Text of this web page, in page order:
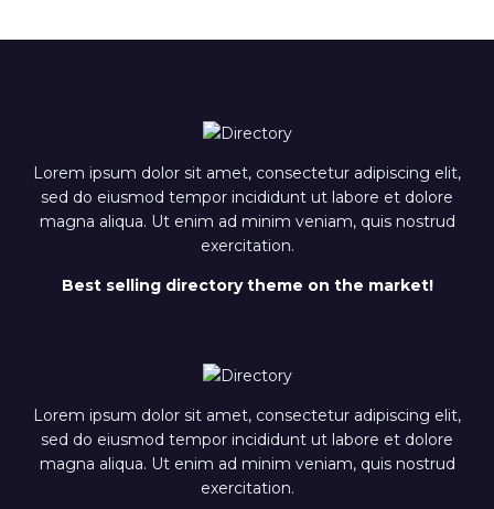
Lorem ipsum dolor sit amet, consectetur adipiscing elit,
sed do eiusmod tempor incididunt ut labore et dolore
magna aliqua. Ut enim ad minim veniam, quis nostrud
exercitation.
Best selling directory theme on the market!
Lorem ipsum dolor sit amet, consectetur adipiscing elit,
sed do eiusmod tempor incididunt ut labore et dolore
magna aliqua. Ut enim ad minim veniam, quis nostrud
exercitation.